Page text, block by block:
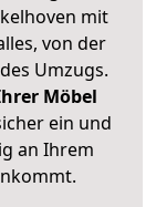
mit
von der
Umzugs.
Möbel
ein und
an Ihrem